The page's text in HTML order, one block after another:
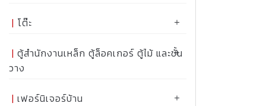
โต๊ะ
ตู้สำนักงานเหล็ก ตู้ล็อคเกอร์ ตู้ไม้ และชั้น
วาง
เฟอร์นิเจอร์บ้าน